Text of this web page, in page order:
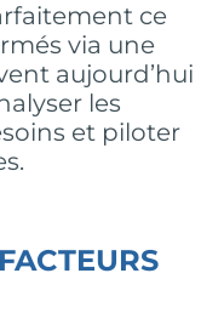
ce
via une
aujourd’hui
les
et piloter